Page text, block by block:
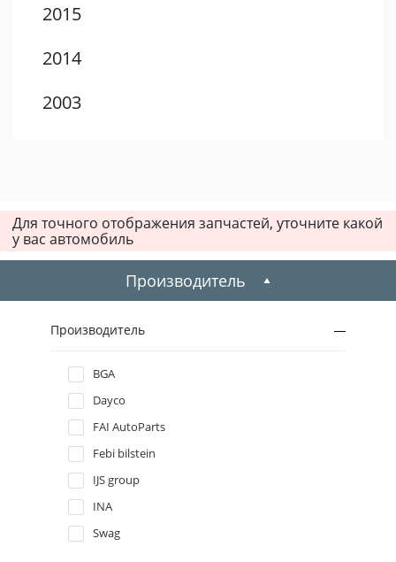
2015
2014
2003
2000
1998
1997
1996
Для точного отображения запчастей, уточните какой
у вас автомобиль
Производитель
Производитель
BGA
Dayco
FAI AutoParts
Febi bilstein
IJS group
INA
Swag